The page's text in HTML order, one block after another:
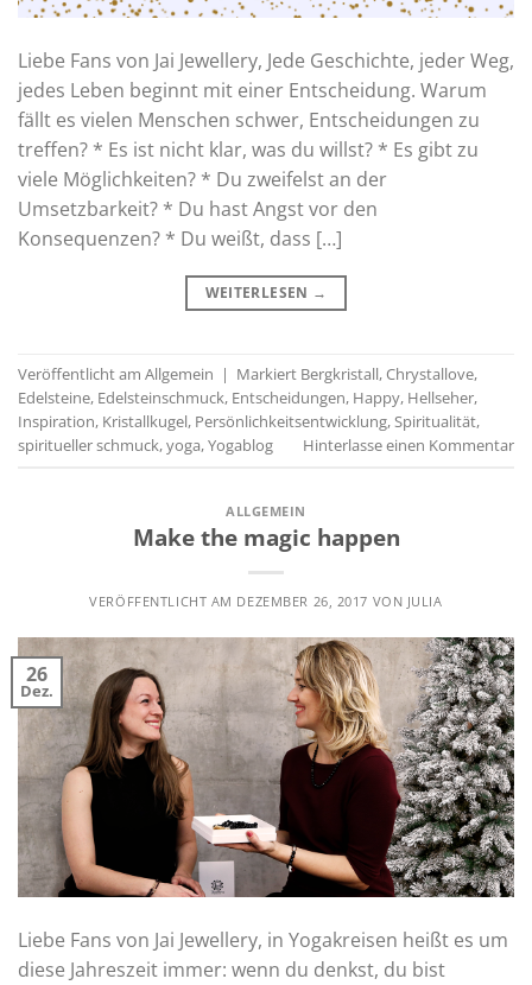
Liebe Fans von Jai Jewellery, Jede Geschichte, jeder Weg,
jedes Leben beginnt mit einer Entscheidung. Warum
fällt es vielen Menschen schwer, Entscheidungen zu
treffen? * Es ist nicht klar, was du willst? * Es gibt zu
viele Möglichkeiten? * Du zweifelst an der
Umsetzbarkeit? * Du hast Angst vor den
Konsequenzen? * Du weißt, dass […]
WEITERLESEN →
Veröffentlicht am Allgemein | Markiert Bergkristall,Chrystallove,
Edelsteine, Edelsteinschmuck, Entscheidungen, Happy, Hellseher,
Inspiration, Kristallkugel, Persönlichkeitsentwicklung,Spiritualität,
spiritueller schmuck,yoga,Yogablog Hinterlasse einen Kommentar
ALLGEMEIN
Make the magic happen
VERÖFFENTLICHT AM DEZEMBER 26, 2017 VON JULIA
26
Dez.
Liebe Fans von Jai Jewellery, in Yogakreisen heißt es um
diese Jahreszeit immer: wenn du denkst, du bist